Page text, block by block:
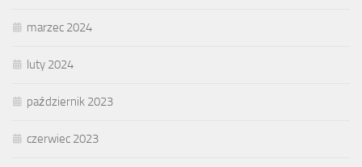
marzec 2024
luty 2024
październik 2023
czerwiec 2023